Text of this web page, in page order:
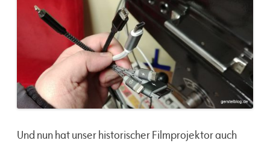
Und nun hat unser historischer Filmprojektor auch